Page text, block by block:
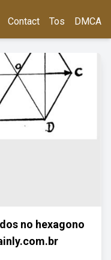
Contact Tos DMCA
no hexagono